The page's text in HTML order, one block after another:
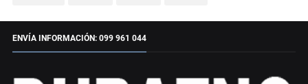
ENVÍA INFORMACIÓN: 099 961 044